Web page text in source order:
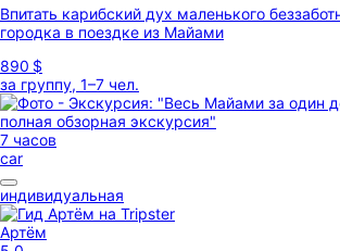
Впитать карибский дух маленького
городка в поездке из Майами
890 $
за группу, 1–7 чел.
7 часов
car
индивидуальная
Артём